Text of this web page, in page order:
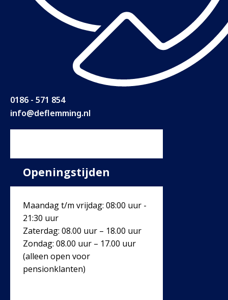
0186 - 571 854
info@deflemming.nl
Openingstijden
Maandag t/m vrijdag: 08:00 uur -
21:30 uur
Zaterdag: 08.00 uur – 18.00 uur
Zondag: 08.00 uur – 17.00 uur
(alleen open voor
pensionklanten)